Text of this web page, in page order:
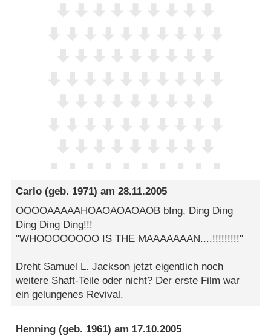
Carlo (geb. 1971) am28.11.2005
OOOOAAAAAHOAOAOAOAOB bIng, Ding Ding
Ding Ding Ding!!!
"WHOOOOOOOO IS THE MAAAAAAAN....!!!!!!!!!"
Dreht Samuel L. Jackson jetzt eigentlich noch
weitere Shaft-Teile oder nicht? Der erste Film war
ein gelungenes Revival.
Henning (geb. 1961) am 17.10.2005